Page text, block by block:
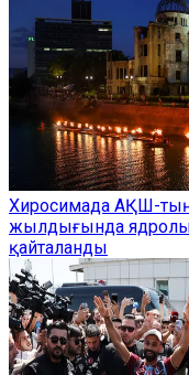
Хиросимада АҚШ-
жылдығында
қайталанды